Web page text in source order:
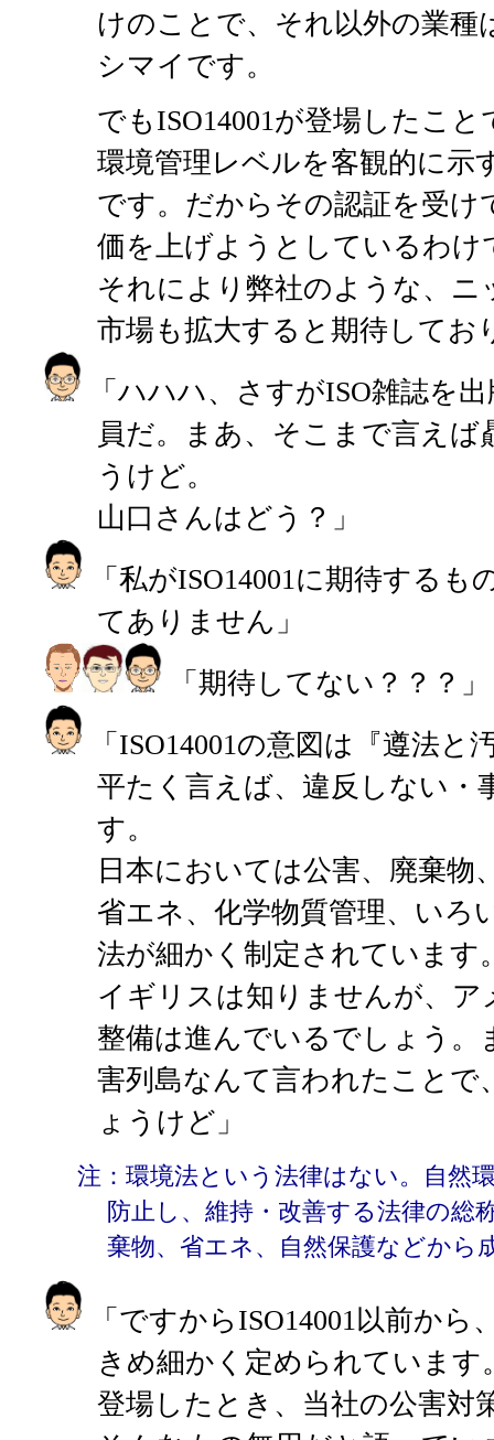
けのことで、それ以外の業種
シマイです。
でもISO14001が登場したこ
環境管理レベルを客観的に示
です。だからその認証を受け
価を上げようとしているわけ
それにより弊社のような、
市場も拡大すると期待してお
「ハハハ、さすがISO雑誌を
員だ。まあ、そこまで言えば
うけど。
山口さんはどう？」
「私がISO14001に期待するも
てありません」
「期待してない？？？」
「ISO14001の意図は『遵法と
平たく言えば、違反しない・
す。
日本においては公害、廃棄物
省エネ、化学物質管理、いろ
法が細かく制定されています
イギリスは知りませんが、ア
整備は進んでいるでしょう。
害列島なんて言われたことで
ょうけど」
注：環境法という法律はない。自然
防止し、維持・改善する法律の総
棄物、省エネ、自然保護などから
「ですからISO14001以前から
きめ細かく定められています
登場したとき、当社の公害対